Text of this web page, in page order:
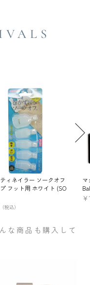
ィネイラー ソークオフ
フット用 ホワイト (SO
（税込）
マ
¥
な商品も購入して